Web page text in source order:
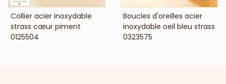
VOIR LE PRIX
Collier acier inoxydable
strass cœur piment
0125504
VOIR LE PRIX
Boucles d'oreilles acier
inoxydable oeil bleu strass
0323575